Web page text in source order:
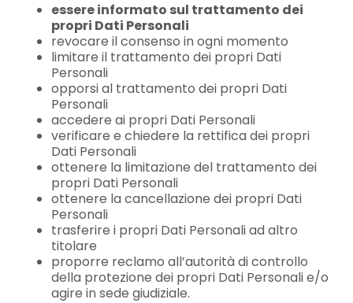
essere informato sul trattamento dei
propri Dati Personali
revocare il consenso in ogni momento
limitare il trattamento dei propri Dati
Personali
opporsi al trattamento dei propri Dati
Personali
accedere ai propri Dati Personali
verificare e chiedere la rettifica dei propri
Dati Personali
ottenere la limitazione del trattamento dei
propri Dati Personali
ottenere la cancellazione dei propri Dati
Personali
trasferire i propri Dati Personali ad altro
titolare
proporre reclamo all’autorità di controllo
della protezione dei propri Dati Personali e/o
agire in sede giudiziale.